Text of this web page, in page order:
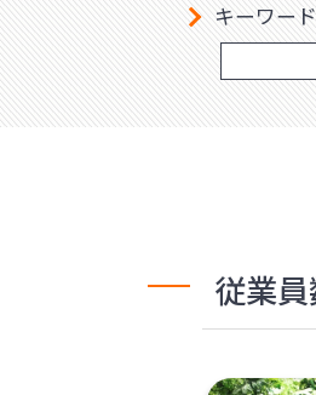
キーワード
従業